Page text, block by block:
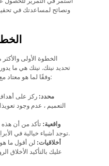
ونصائح لمساعدتك في
الخطوة 1:
الخطوة الأولى
تحديد نيتك. نيتك هي ما
وفقًا لما هو معتاد مع السحر ، يجب أن تكون نيتك:
محدد:ركز على
واقعية:تأكد من أن هذه
توجد أشياء خيالية في الأبراج المحصنة أو هاري بوتر).
أخلاقيات: لن أقول ما
عليك بالتأكيد الأخلاق